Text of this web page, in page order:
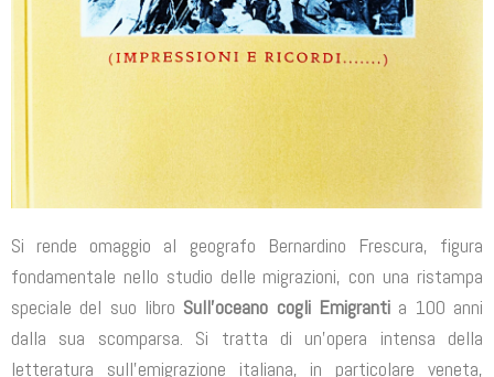
Si rende omaggio al geografo Bernardino Frescura, figura
fondamentale nello studio delle migrazioni, con una ristampa
speciale del suo libro Sull’oceano cogli Emigranti a 100 anni
dalla sua scomparsa. Si tratta di un’opera intensa della
letteratura sull’emigrazione italiana, in particolare veneta,